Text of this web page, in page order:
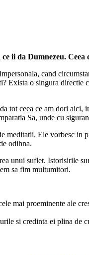
ii da Dumnezeu.
cand
Exista o singura
tot ceea ce am dori aici,
Sa, unde cu
meditatii. Ele vorbesc in
odihna.
unui suflet. Istorisirile
sa fim multumitori.
mai proeminente ale
si credinta ei plina de